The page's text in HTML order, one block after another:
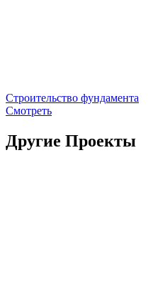
Строительство фундамента
Смотреть
Другие Проекты